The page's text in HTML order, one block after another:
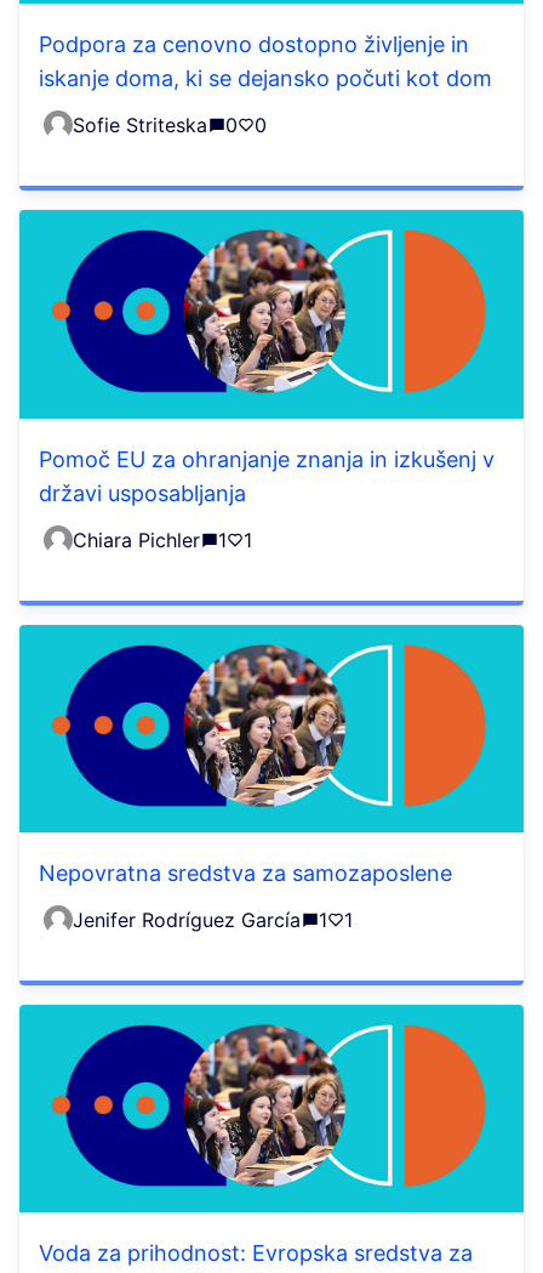
Podpora za cenovno dostopno življenje in
iskanje doma, ki se dejansko počuti kot dom
Sofie Striteska 0 0
Pomoč EU za ohranjanje znanja in izkušenj v
državi usposabljanja
Chiara Pichler 1 1
Nepovratna sredstva za samozaposlene
Jenifer Rodríguez García 1 1
Voda za prihodnost: Evropska sredstva za